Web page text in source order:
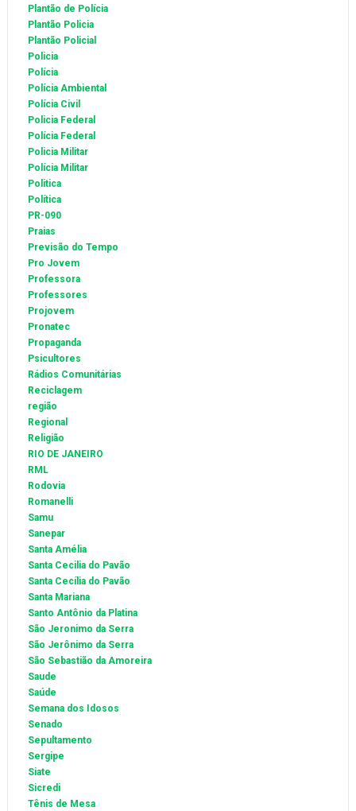
Plantão de Polícia
Plantão Policia
Plantão Policial
Policia
Polícia
Polícia Ambiental
Polícia Civil
Policia Federal
Polícia Federal
Policia Militar
Polícia Militar
Politica
Política
PR-090
Praias
Previsão do Tempo
Pro Jovem
Professora
Professores
Projovem
Pronatec
Propaganda
Psicultores
Rádios Comunitárias
Reciclagem
região
Regional
Religião
RIO DE JANEIRO
RML
Rodovia
Romanelli
Samu
Sanepar
Santa Amélia
Santa Cecilia do Pavão
Santa Cecília do Pavão
Santa Mariana
Santo Antônio da Platina
São Jeronimo da Serra
São Jerônimo da Serra
São Sebastião da Amoreira
Saude
Saúde
Semana dos Idosos
Senado
Sepultamento
Sergipe
Siate
Sicredi
Tênis de Mesa